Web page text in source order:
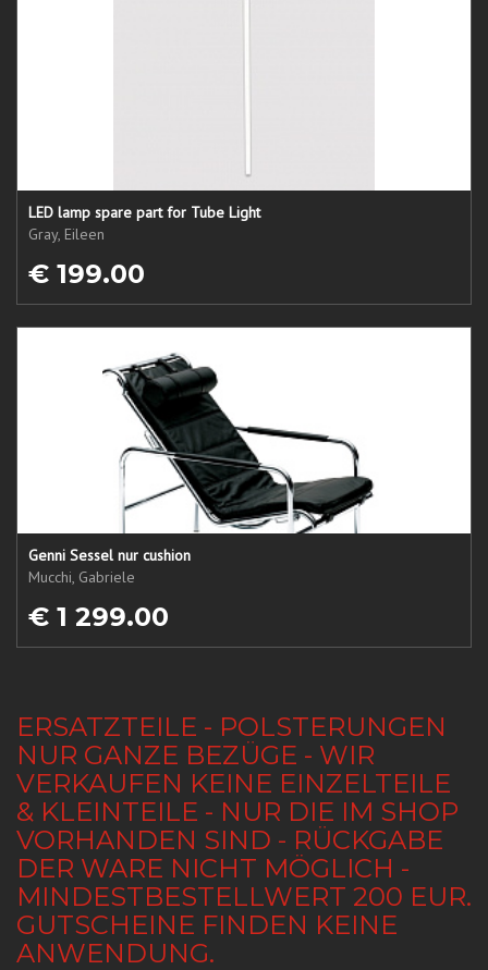
LED lamp spare part for Tube Light
Gray, Eileen
€ 199.00
Genni Sessel nur cushion
Mucchi, Gabriele
€ 1 299.00
ERSATZTEILE - POLSTERUNGEN
NUR GANZE BEZÜGE - WIR
VERKAUFEN KEINE EINZELTEILE
& KLEINTEILE - NUR DIE IM SHOP
VORHANDEN SIND - RÜCKGABE
DER WARE NICHT MÖGLICH -
MINDESTBESTELLWERT 200 EUR.
GUTSCHEINE FINDEN KEINE
ANWENDUNG.